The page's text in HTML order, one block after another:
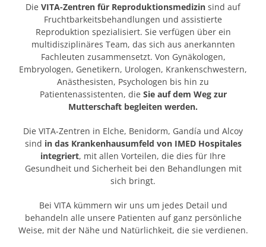
Die VITA-Zentren für Reproduktionsmedizin sind auf
Fruchtbarkeitsbehandlungen und assistierte
Reproduktion spezialisiert. Sie verfügen über ein
multidisziplinäres Team, das sich aus anerkannten
Fachleuten zusammensetzt. Von Gynäkologen,
Embryologen, Genetikern, Urologen, Krankenschwestern,
Anästhesisten, Psychologen bis hin zu
Patientenassistenten, die Sie auf dem Weg zur
Mutterschaft begleiten werden.
Die VITA-Zentren in Elche, Benidorm, Gandía und Alcoy
sind in das Krankenhausumfeld von IMED Hospitales
integriert, mit allen Vorteilen, die dies für Ihre
Gesundheit und Sicherheit bei den Behandlungen mit
sich bringt.
Bei VITA kümmern wir uns um jedes Detail und
behandeln alle unsere Patienten auf ganz persönliche
Weise, mit der Nähe und Natürlichkeit, die sie verdienen.